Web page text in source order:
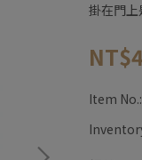
掛在門
Item No.: